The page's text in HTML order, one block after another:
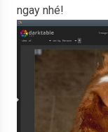
ngay nhé!